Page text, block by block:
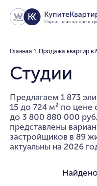
Главная Продажа квартир в
Студии
Предлагаем 1 873
15 до 724 м² по цене
до 3 800 880 000
представлены
застройщиков в 89
актуальны на 2026
Найдено